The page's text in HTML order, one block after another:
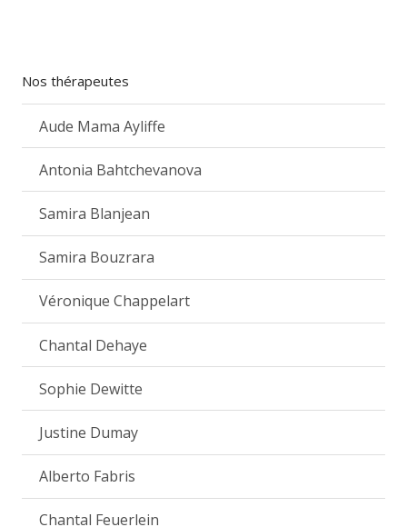
Nos thérapeutes
Aude Mama Ayliffe
Antonia Bahtchevanova
Samira Blanjean
Samira Bouzrara
Véronique Chappelart
Chantal Dehaye
Sophie Dewitte
Justine Dumay
Alberto Fabris
Chantal Feuerlein